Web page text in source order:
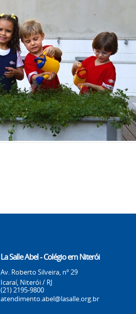
La Salle Abel - Colégio em Niterói
Av. Roberto Silveira, nº 29
Icaraí, Niterói / RJ
(21) 2195-9800
atendimento.abel@lasalle.org.br